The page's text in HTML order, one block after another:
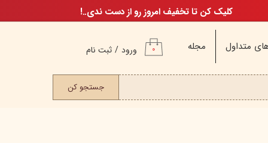
متداول مجله ورود / ثبت نام
تغییر گذر واژه
۰
جستجو کن
کلیک کن تا تخفیف امروز رو از دست ندی..!